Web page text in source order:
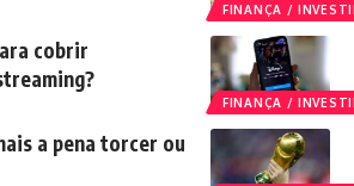
FINANÇA /
FINANÇA /
cobrir
a pena torcer ou